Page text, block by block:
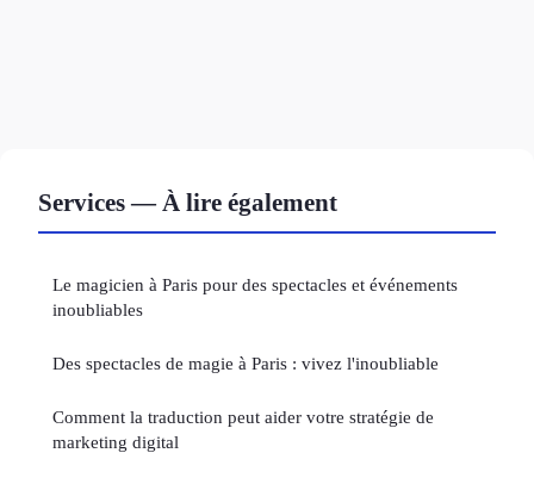
Services — À lire également
Le magicien à Paris pour des spectacles et événements
inoubliables
Des spectacles de magie à Paris : vivez l'inoubliable
Comment la traduction peut aider votre stratégie de
marketing digital